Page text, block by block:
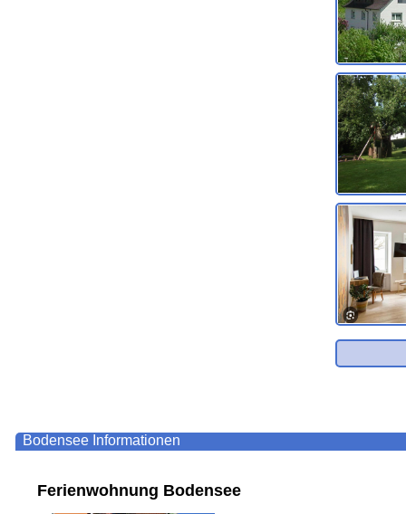
Bodensee Informationen
Ferienwohnung Bodensee